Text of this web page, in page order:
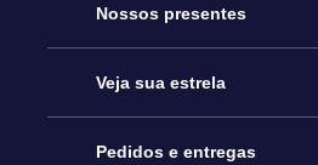
Serviço
Entre em contato conosco
Blog
Nossos presentes
Presente estrelar on-line
Pacote de presente da OSR
Veja sua estrela
Star Register
Pedidos e entregas